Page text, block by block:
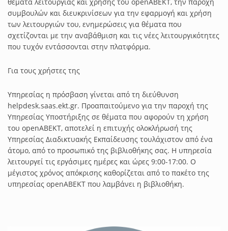
συμβουλών και διευκρινίσεων για την εφαρμογή και χρήση
των λειτουργιών του, ενημερώσεις για θέματα που
σχετίζονται με την αναβάθμιση και τις νέες λειτουργικότητες
που τυχόν εντάσσονται στην πλατφόρμα.
Για τους χρήστες της
Υπηρεσίας η πρόσβαση γίνεται από τη διεύθυνση
helpdesk.saas.ekt.gr. Προαπαιτούμενο για την παροχή της
Υπηρεσίας Υποστήριξης σε θέματα που αφορούν τη χρήση
του openABEKT, αποτελεί η επιτυχής ολοκλήρωσή της
Υπηρεσίας Διαδικτυακής Εκπαίδευσης τουλάχιστον από ένα
άτομο, από το προσωπικό της βιβλιοθήκης σας. Η υπηρεσία
λειτουργεί τις εργάσιμες ημέρες και ώρες 9:00-17:00. Ο
μέγιστος χρόνος απόκρισης καθορίζεται από το πακέτο της
υπηρεσίας openABEKT που λαμβάνει η βιβλιοθήκη.